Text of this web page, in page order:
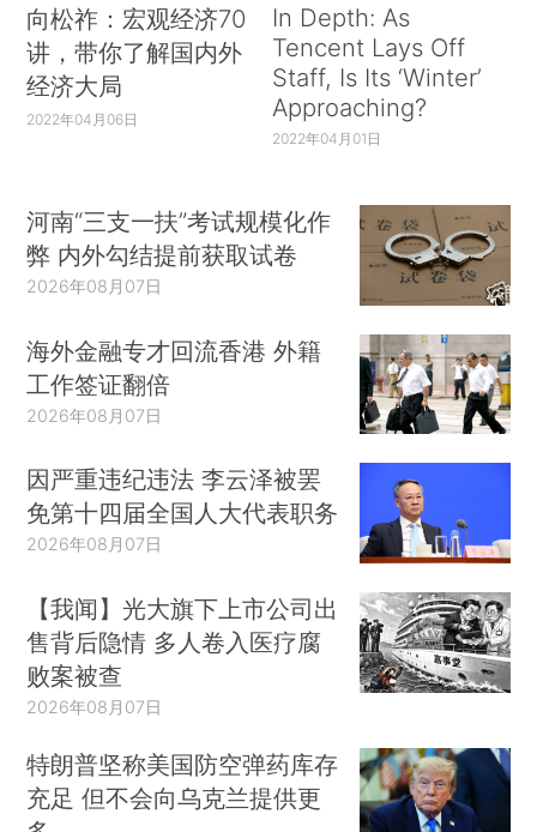
向松祚：宏观经济70
讲，带你了解国内外
经济大局
2022年04月06日
In Depth: As
Tencent Lays Off
Staff, Is Its ‘Winter’
Approaching?
2022年04月01日
河南“三支一扶”考试规模化作
弊 内外勾结提前获取试卷
2026年08月07日
海外金融专才回流香港 外籍
工作签证翻倍
2026年08月07日
因严重违纪违法 李云泽被罢
免第十四届全国人大代表职务
2026年08月07日
【我闻】光大旗下上市公司出
售背后隐情 多人卷入医疗腐
败案被查
2026年08月07日
特朗普坚称美国防空弹药库存
充足 但不会向乌克兰提供更